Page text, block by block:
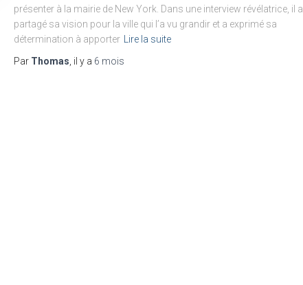
présenter à la mairie de New York. Dans une interview révélatrice, il a
partagé sa vision pour la ville qui l’a vu grandir et a exprimé sa
détermination à apporter
Lire la suite
Par Thomas , il y a 6 mois